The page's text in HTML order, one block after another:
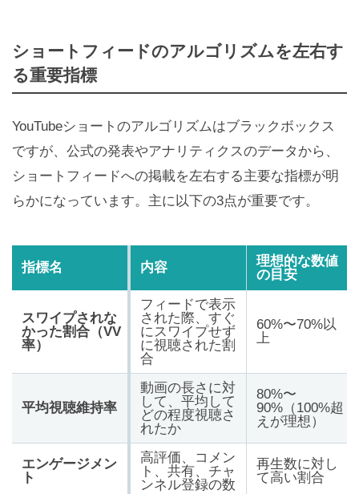
ショートフィードのアルゴリズムを左右す
る重要指標
YouTubeショートのアルゴリズムはブラックボックス
ですが、公式の発表やアナリティクスのデータから、
ショートフィードへの掲載を左右する主要な指標が明
らかになっています。主に以下の3点が重要です。
指標名 内容
理想的な数値
の目安
スワイプされな
かった割合（VV
率）
フィードで表示
された際、すぐ
にスワイプせず
に視聴された割
合
60%〜70%以
上
平均視聴維持率
動画の長さに対
して、平均して
どの程度視聴さ
れたか
80%〜
90%（100%超
えが理想）
エンゲージメン
ト
高評価、コメン
ト、共有、チャ
ンネル登録の数
再生数に対し
て高い割合